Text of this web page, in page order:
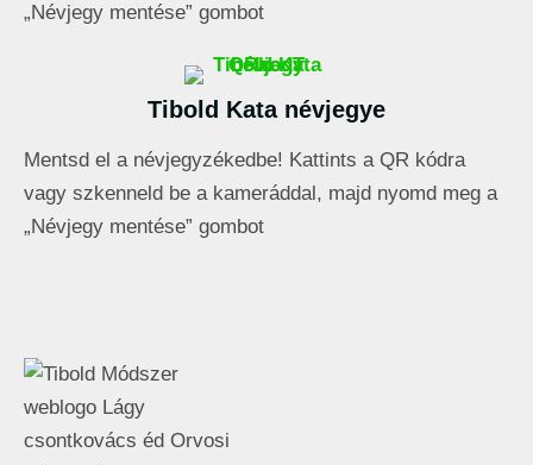
„Névjegy mentése” gombot
Tibold Kata névjegye
Mentsd el a névjegyzékedbe! Kattints a QR kódra
vagy szkenneld be a kameráddal, majd nyomd meg a
„Névjegy mentése” gombot